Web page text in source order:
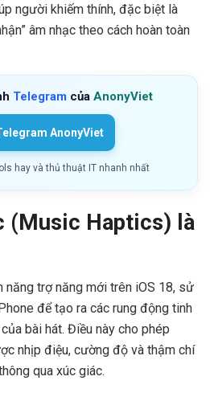
người khiếm thính, đặc biệt là
âm nhạc theo cách hoàn toàn
Telegram của AnonyViet
AnonyViet
hay và thủ thuật IT nhanh nhất
(Music Haptics) là
năng trợ năng mới trên iOS 18, sử
để tạo ra các rung động tinh
bài hát. Điều này cho phép
nhịp điệu, cường độ và thậm chí
qua xúc giác.